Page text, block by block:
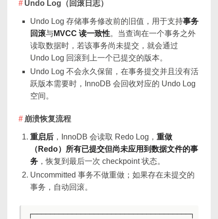
Undo Log（回滚日志）
Undo Log 存储事务修改前的旧值，用于支持事务
回滚与MVCC 读一致性。当查询在一个事务之外
读取数据时，若该事务尚未提交，就会通过
Undo Log 回滚到上一个已提交的版本。
Undo Log 不会永久保留，在事务提交并且没有活
跃版本需要时，InnoDB 会回收对应的 Undo Log
空间。
崩溃恢复流程
重启后 ，InnoDB 会读取 Redo Log， 重做
（Redo）所有已提交但尚未应用到数据文件的事
务 ，恢复到最后一次 checkpoint 状态。
Uncommitted 事务不做重做；如果存在未提交的
事务，自动回滚。
┌────────────────────────────────────┐